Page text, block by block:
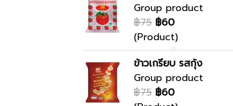
Group product
฿75 ฿60
(Product)
ข้าวเกรียบ รสกุ้ง
Group product
฿75 ฿60